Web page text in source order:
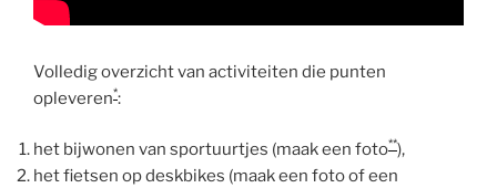
Volledig overzicht van activiteiten die punten
opleveren*:
het bijwonen van sportuurtjes (maak een foto**),
het fietsen op deskbikes (maak een foto of een